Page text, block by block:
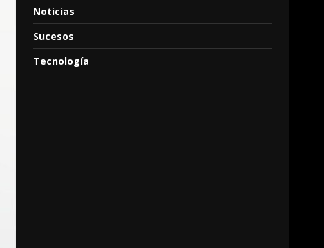
Noticias
Sucesos
Tecnología